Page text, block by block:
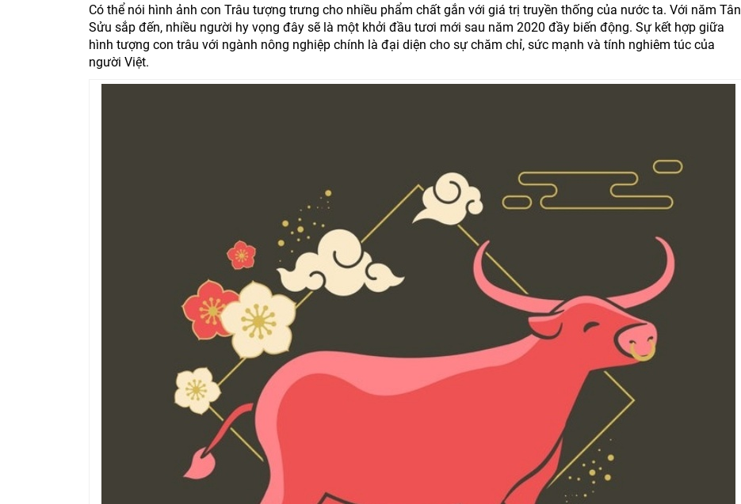
Có thể nói hình ảnh con Trâu tượng trưng cho nhiều phẩm chất gắn với giá trị truyền thống của nước ta. Với năm Tân
Sửu sắp đến, nhiều người hy vọng đây sẽ là một khởi đầu tươi mới sau năm 2020 đầy biến động. Sự kết hợp giữa
hình tượng con trâu với ngành nông nghiệp chính là đại diện cho sự chăm chỉ, sức mạnh và tính nghiêm túc của
người Việt.